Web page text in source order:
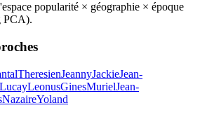
popularité × géographie × époque
PCA).
TheresienJeannyJackieJean-
LucayLeonusGinesMurielJean-
NazaireYoland